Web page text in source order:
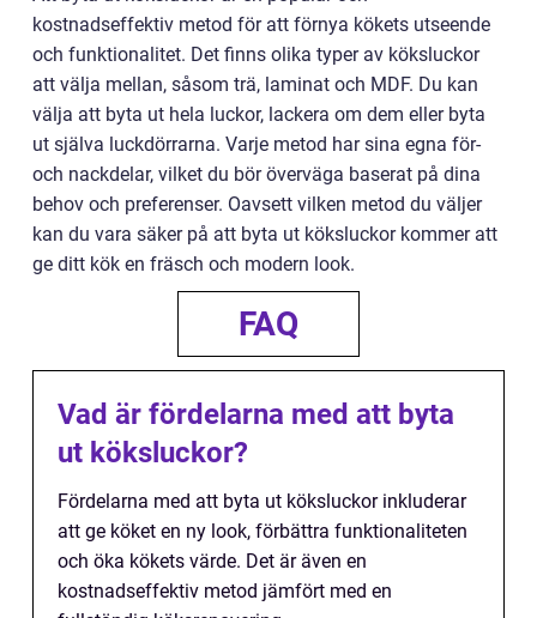
kostnadseffektiv metod för att förnya kökets utseende
och funktionalitet. Det finns olika typer av köksluckor
att välja mellan, såsom trä, laminat och MDF. Du kan
välja att byta ut hela luckor, lackera om dem eller byta
ut själva luckdörrarna. Varje metod har sina egna för-
och nackdelar, vilket du bör överväga baserat på dina
behov och preferenser. Oavsett vilken metod du väljer
kan du vara säker på att byta ut köksluckor kommer att
ge ditt kök en fräsch och modern look.
FAQ
Vad är fördelarna med att byta
ut köksluckor?
Fördelarna med att byta ut köksluckor inkluderar
att ge köket en ny look, förbättra funktionaliteten
och öka kökets värde. Det är även en
kostnadseffektiv metod jämfört med en